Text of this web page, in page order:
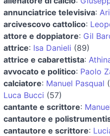
annunciatrice televisiva:
arcivescovo cattolico:
attore e doppiatore: Gil
attrice: Isa Danieli (89)
attrice e cabarettista:
avvocato e politico: Paolo
calciatore: Manuel Pasqual
Luca Bucci (57)
cantante e scrittore:
cantautore e
cantautore e scrittore: